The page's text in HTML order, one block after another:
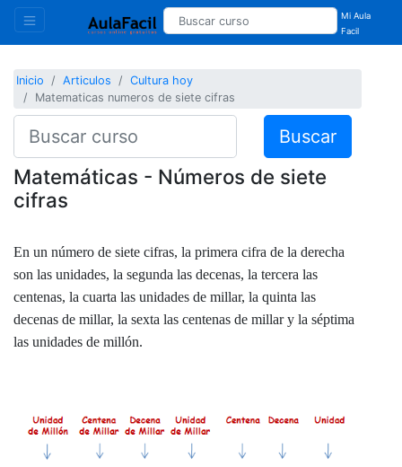
Mi Aula
Facil
Inicio Articulos
Cultura hoy
Matematicas numeros de siete cifras
Buscar
Matemáticas - Números de siete
cifras
En un número de siete cifras, la primera cifra de la derecha
son las unidades, la segunda las decenas, la tercera las
centenas, la cuarta las unidades de millar, la quinta las
decenas de millar, la sexta las centenas de millar y la séptima
las unidades de millón.